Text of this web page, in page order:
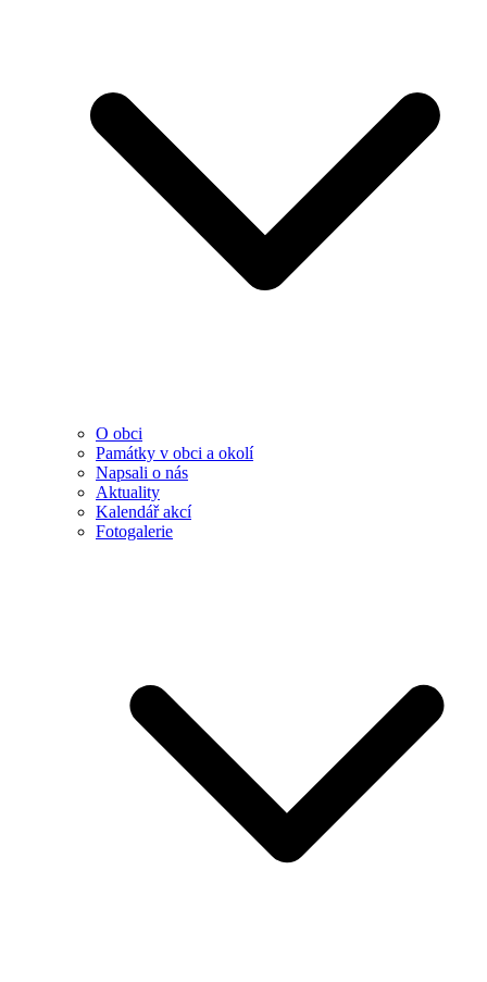
O obci
Památky v obci a okolí
Napsali o nás
Aktuality
Kalendář akcí
Fotogalerie